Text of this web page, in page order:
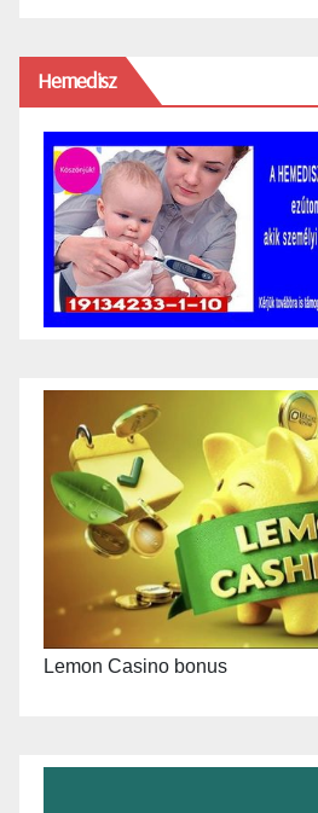
Hemedisz
Lemon Casino bonus